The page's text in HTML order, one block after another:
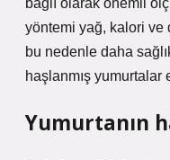
bağlı olarak önemli
yöntemi yağ, kalori ve
bu nedenle daha
haşlanmış yumurtalar
Yumurtanın